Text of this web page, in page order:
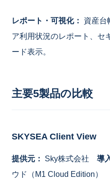
レポート・可視化：
資産台
ア利用状況のレポート、セ
ード表示。
主要5製品の比較
SKYSEA Client View
提供元： Sky株式会社 導
ウド（M1 Cloud Edition）